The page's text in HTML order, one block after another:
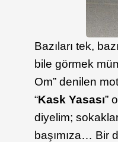
Bazıları tek,
bile görmek
Om” denilen
“Kask Yasası”
diyelim;
başımıza… Bir